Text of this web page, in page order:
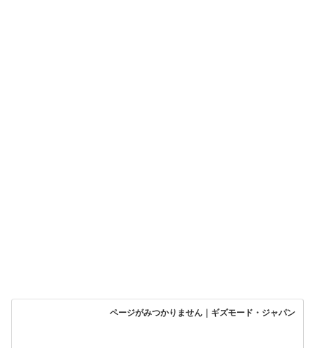
ページがみつかりません｜ギズモード・ジャパン